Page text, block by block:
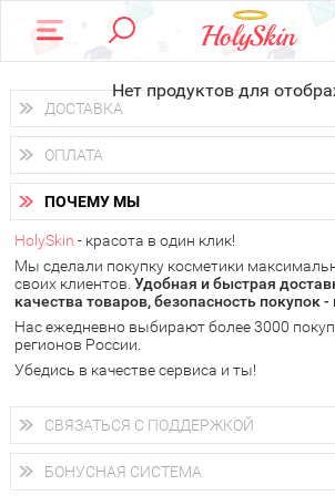
Нет продуктов для
ДОСТАВКА
Доставка осуществляетсяпо всем
Вы можете выбрать доставку курьером,
получить заказ в пунктах выдачи PickPoint
самовывоза.
В 20 городах России доставка
следующий день.
у Вас всегда есть возможность
доставку от HolySkin.
подробнее об условиях доставки и
ОПЛАТА
Вы можете оплатить свой заказ любым
наличными деньгами (
через интернет-банк (Альфа-банк,
электронными способами.
ПОЧЕМУ МЫ
HolySkin - красота в один клик!
Мы сделали покупку косметики
своих клиентов. Удобная и быстрая
качества товаров, безопасность покупок -
Нас ежедневно выбирают более 3000
регионов России.
Убедись в качестве сервиса и ты!
СВЯЗАТЬСЯ С ПОДДЕРЖКОЙ
+7 (800) 707-24-55
Мы будем рады ответить на все Ваши
магазина, проконсультировать по
БОНУСНАЯ СИСТЕМА